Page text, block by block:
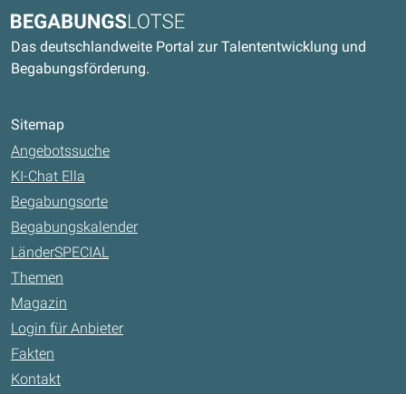
Begabungslotse
Das deutschlandweite Portal zur Talententwicklung und
Begabungsförderung.
Sitemap
Angebotssuche
KI-Chat Ella
Begabungsorte
Begabungskalender
LänderSPECIAL
Themen
Magazin
Login für Anbieter
Fakten
Kontakt